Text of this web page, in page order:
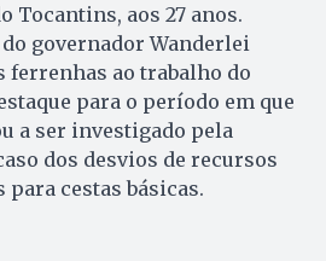
Tocantins, aos 27 anos.
governador Wanderlei
ferrenhas ao trabalho do
para o período em que
a ser investigado pela
dos desvios de recursos
cestas básicas.